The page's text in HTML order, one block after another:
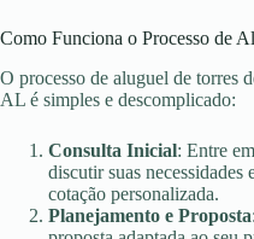
Como Funciona o Processo de
O processo de aluguel de torres
AL é simples e descomplicado:
Consulta Inicial: Entre
discutir suas necessidades
cotação personalizada.
Planejamento e Proposta